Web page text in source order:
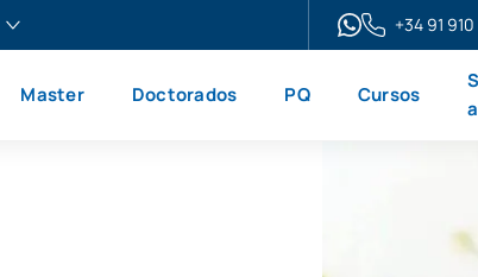
+34 91 910
Master Doctorados PQ Cursos